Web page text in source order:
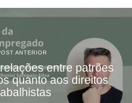
ANTERIOR
entre patrões
quanto aos direitos